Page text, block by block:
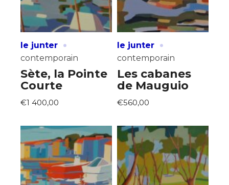
le junter ·
contemporain
Sète, la Pointe
Courte
€1 400,00
le junter ·
contemporain
Les cabanes
de Mauguio
€560,00